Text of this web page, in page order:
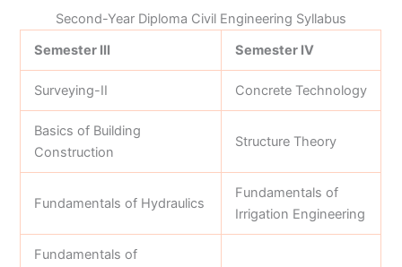
Second-Year Diploma Civil Engineering Syllabus
Semester III
Semester IV
Surveying-II Concrete Technology
Basics of Building
Construction
Structure Theory
Fundamentals of Hydraulics
Fundamentals of
Irrigation Engineering
Fundamentals of